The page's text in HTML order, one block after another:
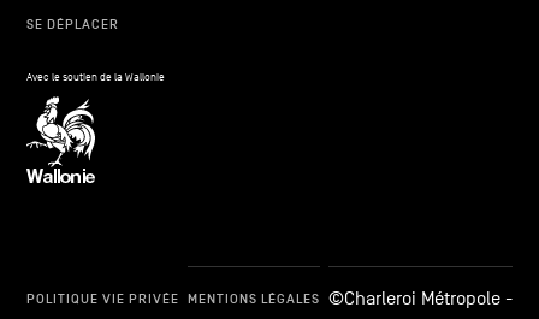
SE DÉPLACER
Avec le soutien de la Wallonie
POLITIQUE VIE PRIVÉE MENTIONS LÉGALES ©Charleroi Métropole -